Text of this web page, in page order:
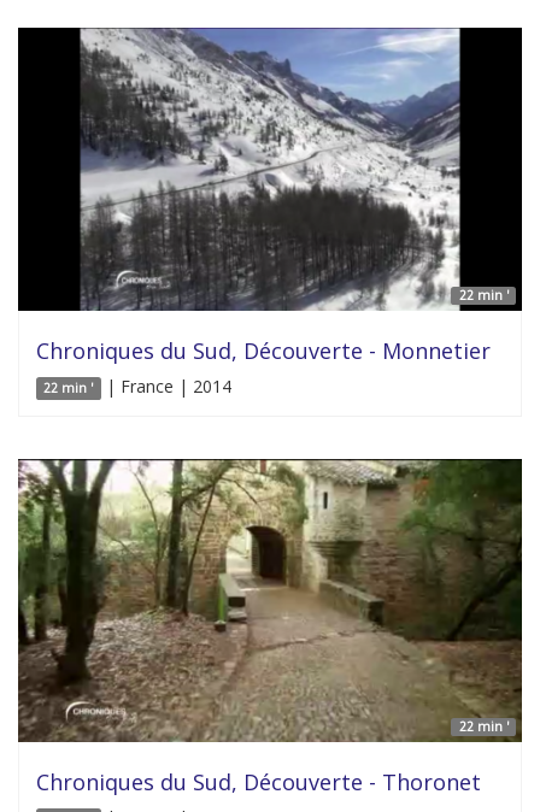
22 min '
Chroniques du Sud, Découverte - Monnetier
22 min ' | France | 2014
22 min '
Chroniques du Sud, Découverte - Thoronet